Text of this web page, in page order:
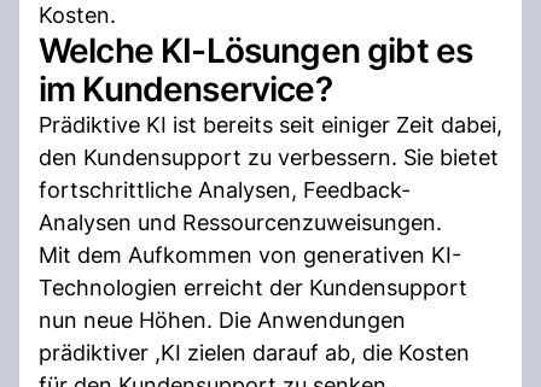
Kosten.
Welche KI-Lösungen gibt es
im Kundenservice?
Prädiktive KI ist bereits seit einiger Zeit dabei,
den Kundensupport zu verbessern. Sie bietet
fortschrittliche Analysen, Feedback-
Analysen und Ressourcenzuweisungen.
Mit dem Aufkommen von generativen KI-
Technologien erreicht der Kundensupport
nun neue Höhen. Die Anwendungen
prädiktiver ,KI zielen darauf ab, die Kosten